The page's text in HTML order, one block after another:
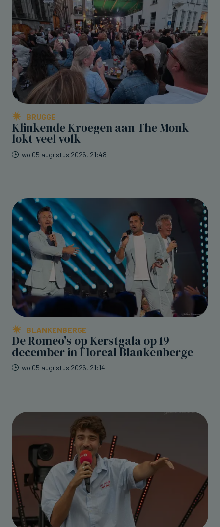
BRUGGE
Klinkende Kroegen aan The Monk
lokt veel volk
wo 05 augustus 2026, 21:48
BLANKENBERGE
De Romeo's op Kerstgala op 19
december in Floreal Blankenberge
wo 05 augustus 2026, 21:14